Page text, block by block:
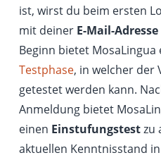
ist, wirst du beim ersten
mit deiner E-Mail-Adresse
Beginn bietet MosaLingua
Testphase, in welcher der
getestet werden kann.
Anmeldung bietet
einen Einstufungstestzu
aktuellen Kenntnisstand